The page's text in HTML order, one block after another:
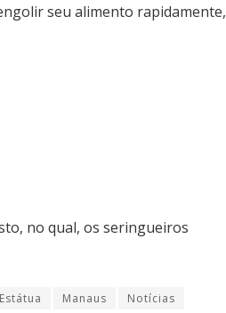
seu alimento rapidamente,
no qual, os seringueiros
Estátua Manaus Notícias